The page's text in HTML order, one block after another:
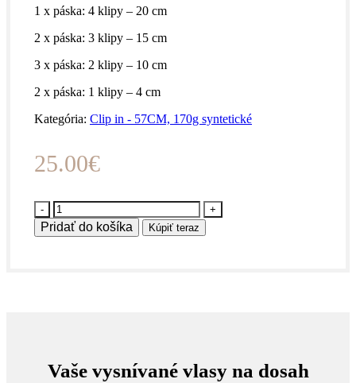
1 x páska: 4 klipy – 20 cm
2 x páska: 3 klipy – 15 cm
3 x páska: 2 klipy – 10 cm
2 x páska: 1 klipy – 4 cm
Kategória: Clip in - 57CM, 170g syntetické
25.00€
množstvo
CLIP
IN
Pridať do košíka Kúpiť teraz
Vaše vysnívané vlasy na dosah